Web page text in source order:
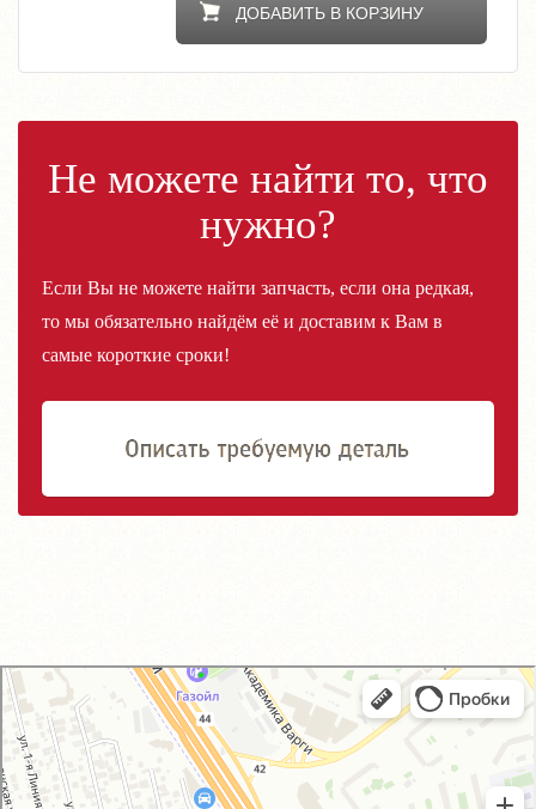
ДОБАВИТЬ В КОРЗИНУ
Не можете найти то, что
нужно?
Если Вы не можете найти запчасть, если она редкая,
то мы обязательно найдём её и доставим к Вам в
самые короткие сроки!
GM-City&VAG-Repair
Автосервис, автотехцентр в Москве
Магазин автозапчастей и автотоваров в Москве